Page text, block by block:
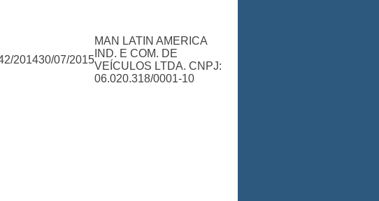
201430/07/2015
MAN LATIN AMERICA
IND. E COM. DE
VEÍCULOS LTDA. CNPJ:
06.020.318/0001-10